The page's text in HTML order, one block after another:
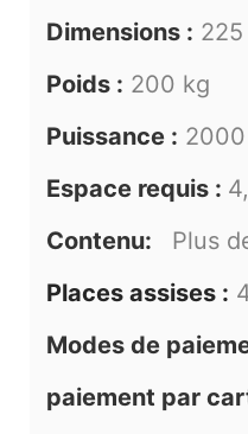
Dimensions :
Poids : 200 kg
Puissance :
Espace requis :
Contenu:
Plus
Places assises :
Modes de
paiement par